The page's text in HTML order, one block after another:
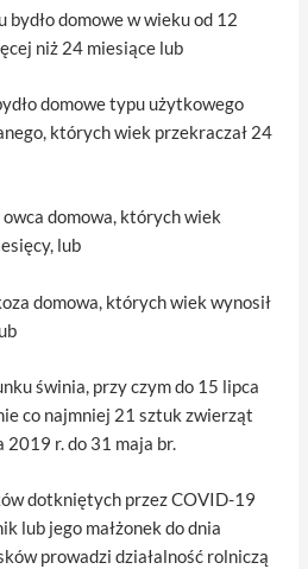
bydło domowe w wieku od 12
niż 24 miesiące lub
domowe typu użytkowego
których wiek przekraczał 24
domowa, których wiek
lub
domowa, których wiek wynosił
świnia, przy czym do 15 lipca
co najmniej 21 sztuk zwierząt
2019 r. do 31 maja br.
dotkniętych przez COVID-19
lub jego małżonek do dnia
prowadzi działalność rolniczą